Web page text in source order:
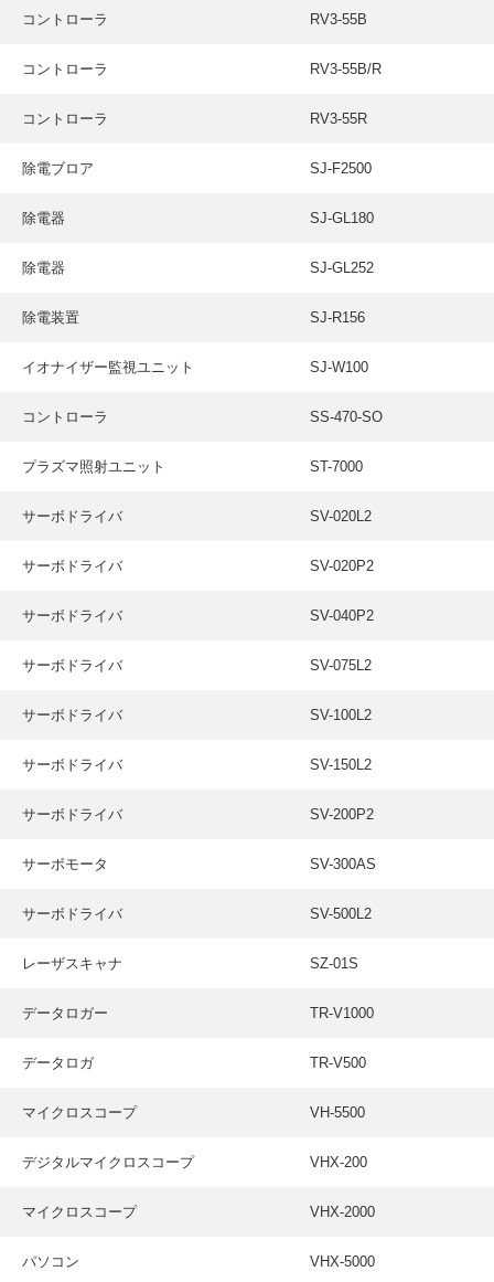
コントローラ RV3-55B
コントローラ RV3-55B/R
コントローラ RV3-55R
除電ブロア SJ-F2500
除電器 SJ-GL180
除電器 SJ-GL252
除電装置 SJ-R156
イオナイザー監視ユニット SJ-W100
コントローラ SS-470-SO
プラズマ照射ユニット ST-7000
サーボドライバ SV-020L2
サーボドライバ SV-020P2
サーボドライバ SV-040P2
サーボドライバ SV-075L2
サーボドライバ SV-100L2
サーボドライバ SV-150L2
サーボドライバ SV-200P2
サーボモータ SV-300AS
サーボドライバ SV-500L2
レーザスキャナ SZ-01S
データロガー TR-V1000
データロガ TR-V500
マイクロスコープ VH-5500
デジタルマイクロスコープ VHX-200
マイクロスコープ VHX-2000
パソコン VHX-5000